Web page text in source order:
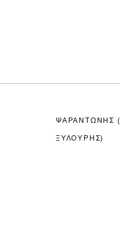
ΨΑΡΑΝΤΩΝΗΣ
ΞΥΛΟΥΡΗΣ)